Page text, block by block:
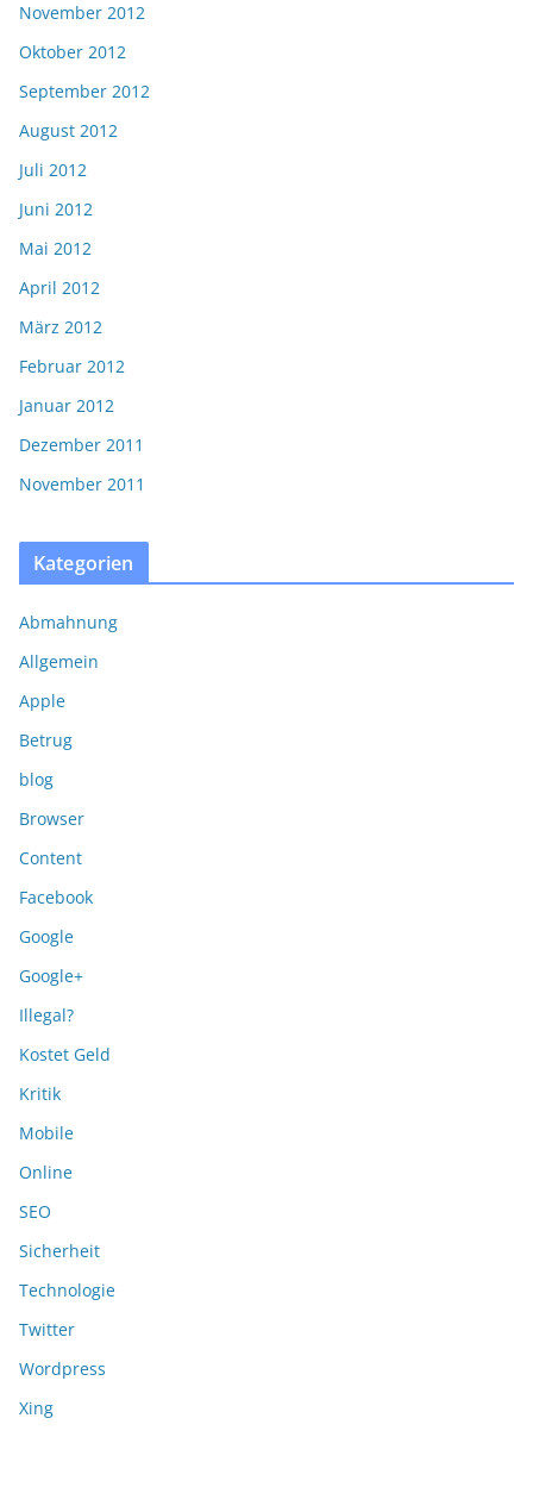
November 2012
Oktober 2012
September 2012
August 2012
Juli 2012
Juni 2012
Mai 2012
April 2012
März 2012
Februar 2012
Januar 2012
Dezember 2011
November 2011
Kategorien
Abmahnung
Allgemein
Apple
Betrug
blog
Browser
Content
Facebook
Google
Google+
Illegal?
Kostet Geld
Kritik
Mobile
Online
SEO
Sicherheit
Technologie
Twitter
Wordpress
Xing